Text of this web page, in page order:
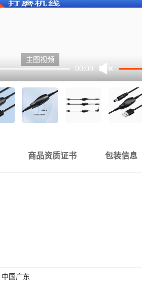
00:00
主图视频
商品资质证书 包装信息
中国广东